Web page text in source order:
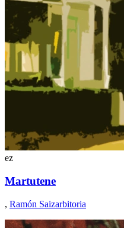
ez
Martutene
, Ramón Saizarbitoria